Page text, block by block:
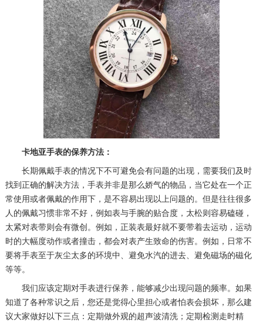
卡地亚手表的保养方法：
长期佩戴手表的情况下不可避免会有问题的出现，需要我们及时
找到正确的解决方法，手表并非是那么娇气的物品，当它处在一个正
常使用或者佩戴的作用下，是不容易出现以上问题的。但是往往很多
人的佩戴习惯非常不好，例如表与手腕的贴合度，太松则容易磕碰，
太紧对表带则会有微创。例如，正装表最好就不要带着去运动，运动
时的大幅度动作或者撞击，都会对表产生致命的伤害。例如，日常不
要将手表至于灰尘太多的环境中、避免水汽的进去、避免磁场的磁化
等等。
我们应该定期对手表进行保养，能够减少出现问题的频率。如果
知道了各种常识之后，您还是觉得心里担心或者怕表会损坏，那么建
议大家做好以下三点：定期做外观的超声波清洗；定期检测走时精